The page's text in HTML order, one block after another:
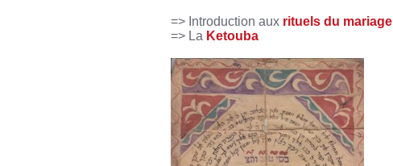
=> Introduction aux rituels du mariage
=> La Ketouba